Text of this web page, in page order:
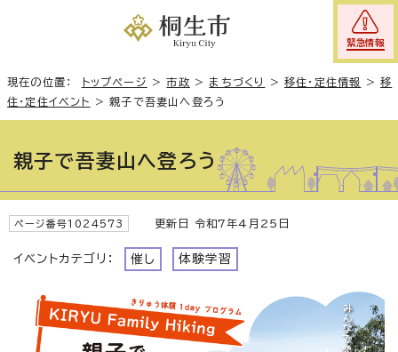
緊急情報
現在の位置： トップページ >市政 > まちづくり >移住・定住情報 >移
住・定住イベント
>親子で吾妻山へ登ろう
親子で吾妻山へ登ろう
ページ番号1024573 更新日 令和7年4月25日
イベントカテゴリ： 催し 体験学習